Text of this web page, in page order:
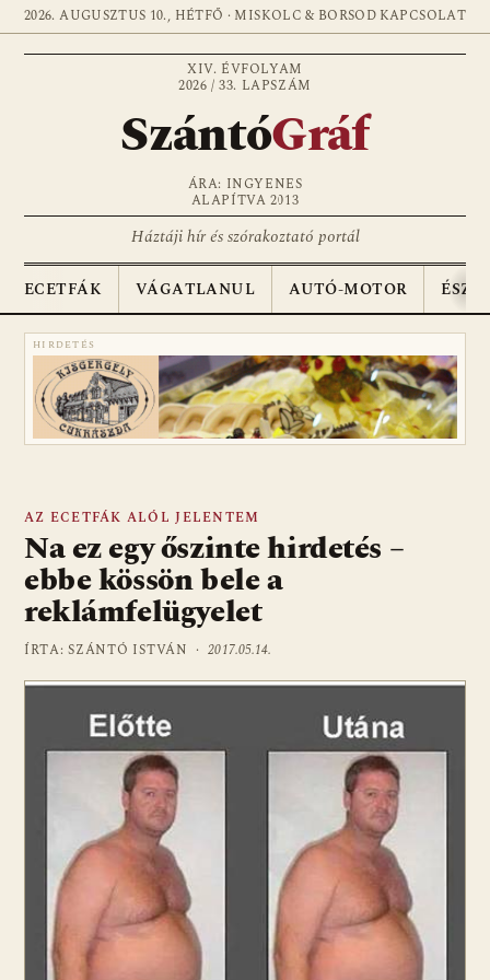
2026. AUGUSZTUS 10., HÉTFŐ · MISKOLC & BORSOD KAPCSOLAT
XIV. ÉVFOLYAM
2026 / 33. LAPSZÁM
SzántóGráf
ÁRA: INGYENES
ALAPÍTVA 2013
Háztáji hír és szórakoztató portál
ECETFÁK VÁGATLANUL AUTÓ-MOTOR
HIRDETÉS
AZ ECETFÁK ALÓL JELENTEM
Na ez egy őszinte hirdetés –
ebbe kössön bele a
reklámfelügyelet
ÍRTA: SZÁNTÓ ISTVÁN ·2017.05.14.